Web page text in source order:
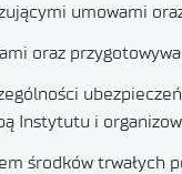
umowami
oraz
Instytutu i
środków